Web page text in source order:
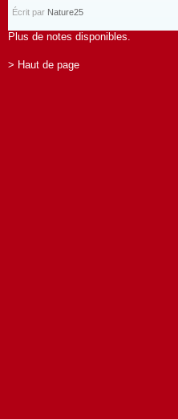
Écrit par Nature25
Plus de notes disponibles.
> Haut de page